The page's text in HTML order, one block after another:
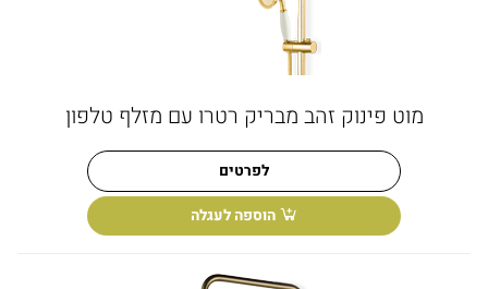
מוט פינוק זהב מבריק רטרו עם מזלף טלפון
לפרטים
הוספה לעגלה